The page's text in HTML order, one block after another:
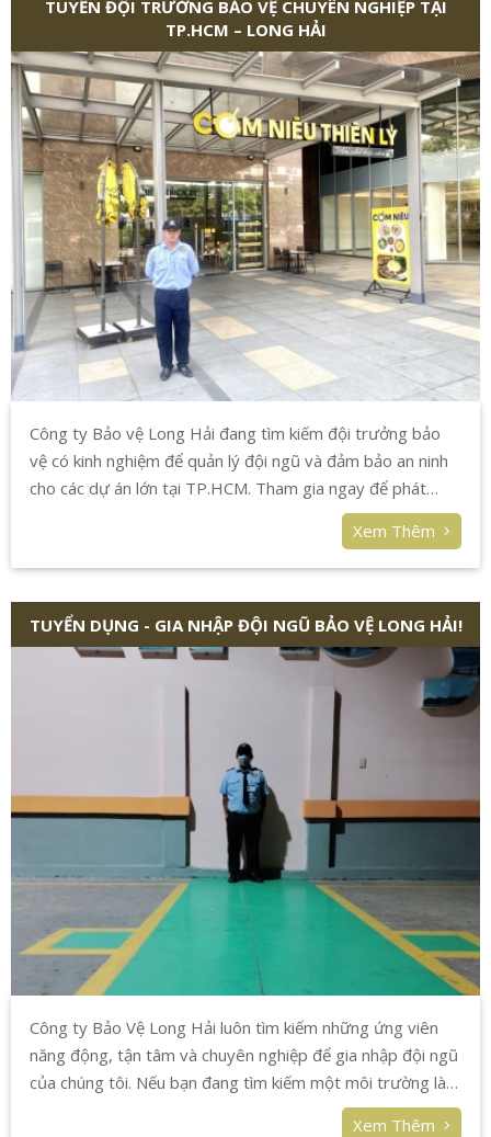
TUYỂN ĐỘI TRƯỞNG BẢO VỆ CHUYÊN NGHIỆP TẠI
TP.HCM – LONG HẢI
Công ty Bảo vệ Long Hải đang tìm kiếm đội trưởng bảo
vệ có kinh nghiệm để quản lý đội ngũ và đảm bảo an ninh
cho các dự án lớn tại TP.HCM. Tham gia ngay để phát
Xem Thêm
TUYỂN DỤNG - GIA NHẬP ĐỘI NGŨ BẢO VỆ LONG HẢI!
Công ty Bảo Vệ Long Hải luôn tìm kiếm những ứng viên
năng động, tận tâm và chuyên nghiệp để gia nhập đội ngũ
của chúng tôi. Nếu bạn đang tìm kiếm một môi trường làm
việc ổn định, có cơ hội thăng tiến và được đào tạo bài bản,
Xem Thêm